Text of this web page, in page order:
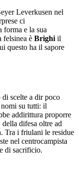
Leverkusen nel
ci
forma e la sua
felsinea è Brighi il
questo ha il sapore
scelte a dir poco
su tutti: il
addirittura proporre
difesa oltre ad
Tra i friulani le residue
nel centrocampista
di sacrificio.